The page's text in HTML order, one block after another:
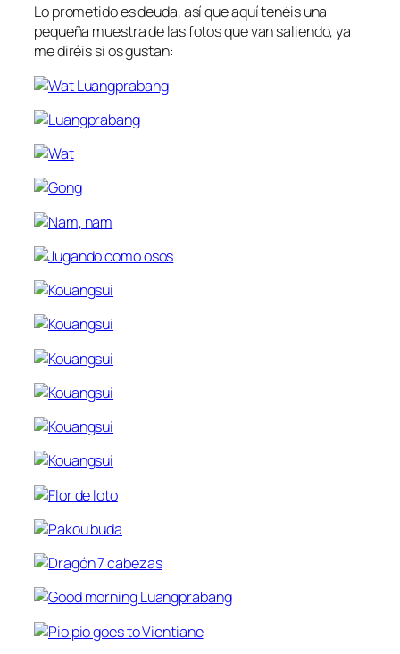
Lo prometido es deuda, así que aquí tenéis una
pequeña muestra de las fotos que van saliendo, ya
me diréis si os gustan: